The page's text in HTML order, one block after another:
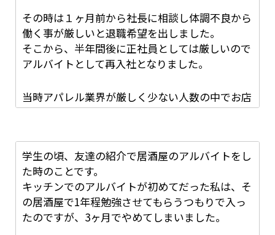
自分の出勤日数、労働した時間に時給を掛けも計
算が全く合わなかったのです。
また、店長に問いただすと最初に渡した契約書類
末。
ですが、求人ので見た時給と書類の時給は確かに
一緒でした。
もうこの一件で信用がならなく、あり得ないと思
い退社を決意しました。
そこまでならまだ辞めるほどでもないのですが、
いよいよもって回らないほどに人手が足りなくな
ったときには夜勤明け昼勤というシフトが組まれ
るようになり体調面でもつらかったので辞めるこ
いったいいつ寝るのか疑問で仕方なかったです。
人手が足りていないのに辞めるのは辞めにくかっ
たです。
出勤を減らしてなんとかならないかとかなり引き
留められました。
その時は１ヶ月前から社長に相談し体調不良から
働く事が厳しいと退職希望を出しました。
そこから、半年間後に正社員としては厳しいので
アルバイトとして再入社となりました。
当時アパレル業界が厳しく少ない人数の中でお店
を回して行ったのですが、店舗人数2人という休
を回していました。
元々体調が悪くアルバイトとして復帰したにも関
わらず正社員としての経験があるのかお店を任さ
れ10時半から21時半と休憩無しで11時間と働き
ました。
学生の頃、友達の紹介で居酒屋のアルバイトをし
た時のことです。
キッチンでのアルバイトが初めてだった私は、そ
の居酒屋で1年程勉強させてもらうつもりで入っ
たのですが、3ヶ月でやめてしまいました。